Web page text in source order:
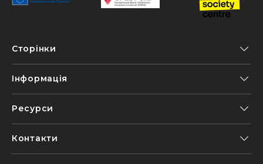
Сторінки
Інформація
Ресурси
Контакти